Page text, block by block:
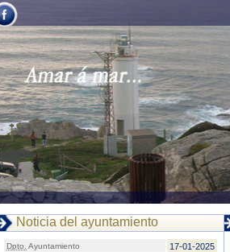
Noticia del ayuntamiento
Dpto. Ayuntamiento 17-01-2025